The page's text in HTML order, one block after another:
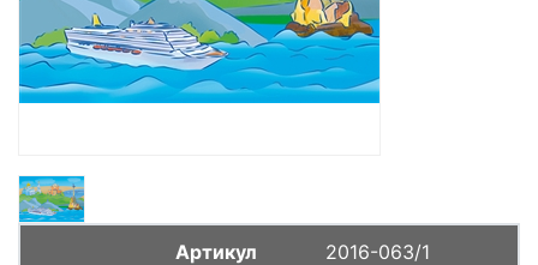
2016-063/1